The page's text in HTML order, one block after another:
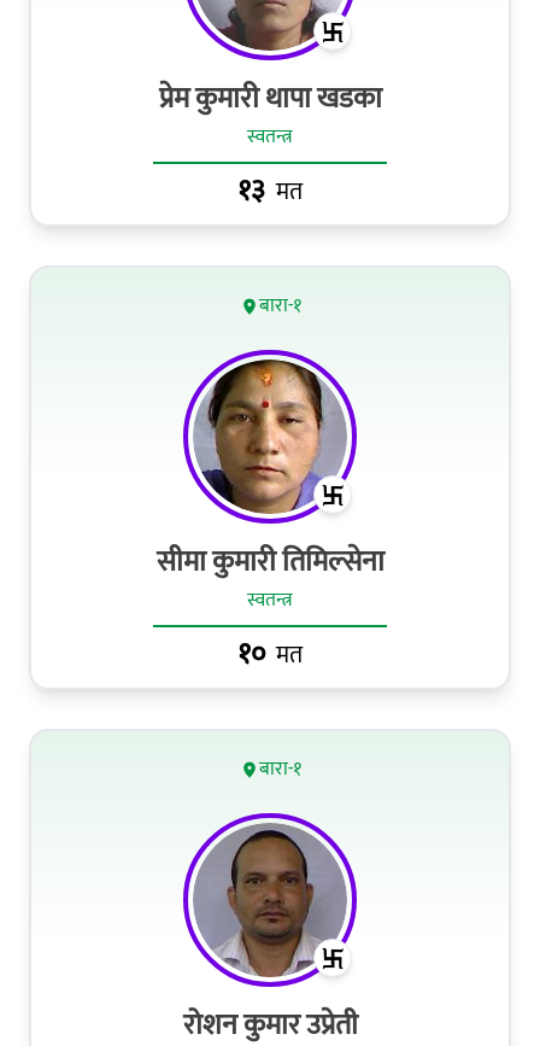
प्रेम कुमारी थापा खडका
स्वतन्त्र
१३ मत
बारा-१
सीमा कुमारी तिमिल्सेना
स्वतन्त्र
१० मत
बारा-१
रोशन कुमार उप्रेती